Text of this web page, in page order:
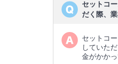
セットコ
だく際、
セットコ
していた
金がかか